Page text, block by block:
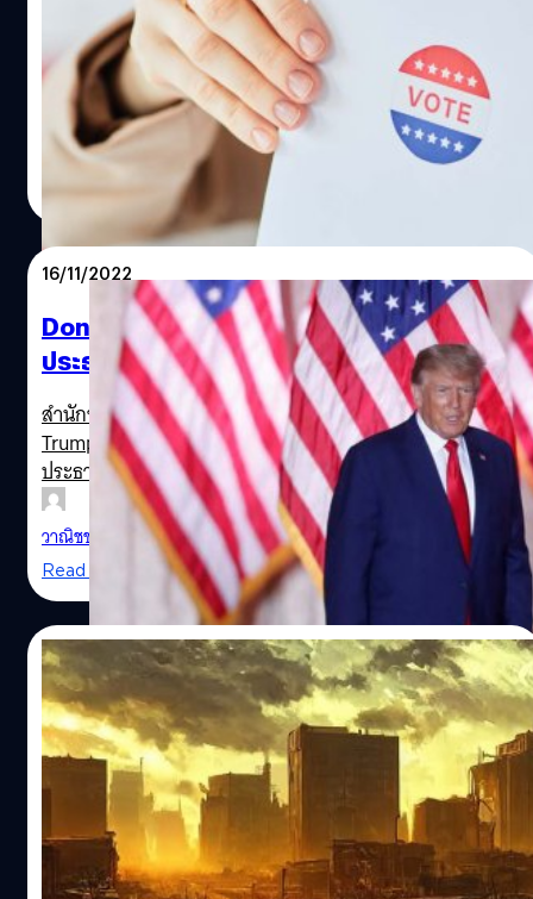
Photo By Tyler Merbler / Wikimedia Commons
ผลสำรวจ All-America Economic พบว่าชาวอเมริกันส่วน
ใหญ่ตอบว่า “ไม่ ขอบคุณ!” (No thanks!) หลังจากที่ถูกถาม
ว่า นายไบเดน หรือนายทรัมป์ ควรลงสมัครชิงตำแหน่ง
ประธานาธิบดีสหรัฐอีกครั้งหรือไม่
วาณิชชา สายเสมา | 1333 days ago
Read More
REUTERS/Octavio Jones
16/11/2022
Donald Trump ประกาศลงชิงตำแหน่ง
ประธานาธิบดีสหรัฐฯ ในปี 2024
สำนักข่าวรอยเตอร์รายงานว่า นายโดนัลด์ ทรัมป์ (Donald
Trump) อดีตประธานาธิบดีสหรัฐฯ ประกาศลงชิงตำแหน่ง
ประธานาธิบดีสหรัฐฯ อีกครั้งในปี 2024
วาณิชชา สายเสมา| 1360 days ago
Read More
08/10/2022
ทำเนียบขาวเผยสาเหตุ ปธน.ไบเดน เตือนวันสิ้น
โลก หลังกังวลรัสเซียใช้นิวเคลียร์
สหรัฐฯ ยังไม่เห็นสัญญาณว่า รัสเซียเตรียมใช้อาวุธนิวเคลียร์
เร็ว ๆ นี้ หลังประธานาธิบดีโจ ไบเดน ออกมากล่าวเตือนถึง
ความเสี่ยงที่จะเกิดวันสิ้นโลก